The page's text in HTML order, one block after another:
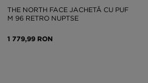
THE NORTH FACE JACHETĂ CU PUF
M 96 RETRO NUPTSE
1 779,99 RON